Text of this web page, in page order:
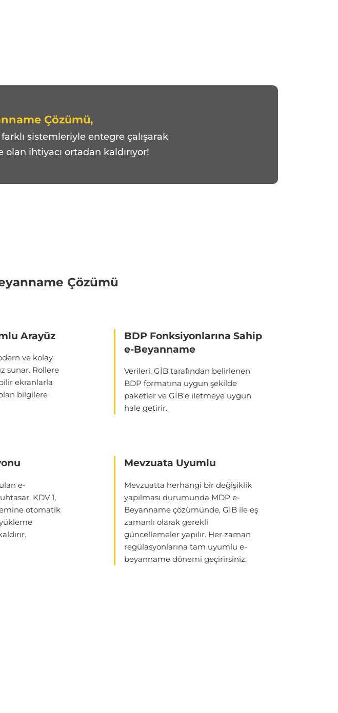
Çözümü,
sistemleriyle entegre çalışarak
olan ihtiyacı ortadan kaldırıyor!
Çözümü
Arayüz
ve kolay
sunar. Rollere
ekranlarla
bilgilere
BDP Fonksiyonlarına Sahip
e-Beyanname
Verileri, GİB tarafından belirlenen
BDP formatına uygun şekilde
paketler ve GİB’e iletmeye uygun
hale getirir.
e-
KDV 1,
otomatik
Mevzuata Uyumlu
Mevzuatta herhangi bir değişiklik
yapılması durumunda MDP e-
Beyanname çözümünde, GİB ile eş
zamanlı olarak gerekli
güncellemeler yapılır. Her zaman
regülasyonlarına tam uyumlu e-
beyanname dönemi geçirirsiniz.